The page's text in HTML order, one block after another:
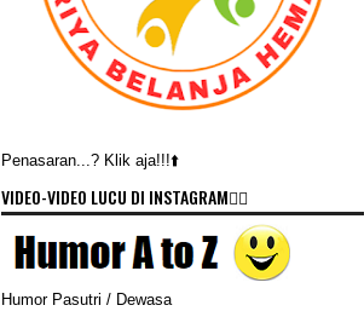
Penasaran...? Klik aja!!!⬆️
VIDEO-VIDEO LUCU DI INSTAGRAM👇🏻
Humor Pasutri / Dewasa